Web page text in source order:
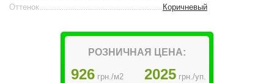
Коричневый
Оттенок
РОЗНИЧНАЯ ЦЕНА:
926 грн./м2 2025 грн./уп.